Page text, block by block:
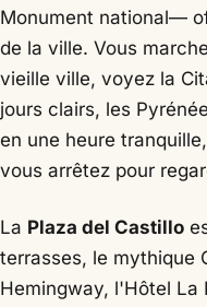
Monument national—
de la ville. Vous
vieille ville, voyez la
jours clairs, les
en une heure
vous arrêtez pour
La Plaza del Castillo
terrasses, le mythique
Hemingway, l'Hôtel La